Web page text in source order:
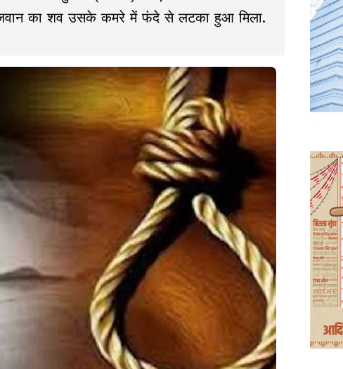
का शव उसके कमरे में फंदे से लटका हुआ मिला.